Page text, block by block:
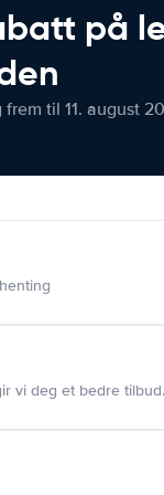
på
til 11. august
vi deg et bedre tilbud.